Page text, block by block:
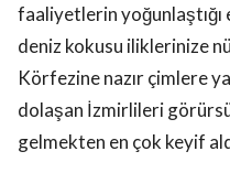
faaliyetlerin
deniz kokusu iliklerinize
Körfezine nazır çimlere
dolaşan İzmirlileri
gelmekten en çok keyif